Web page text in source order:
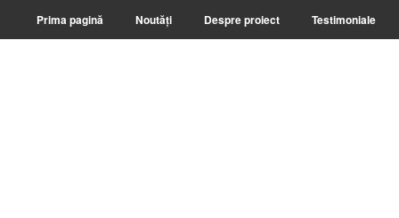
Prima pagină Noutăți Despre proiect Testimoniale